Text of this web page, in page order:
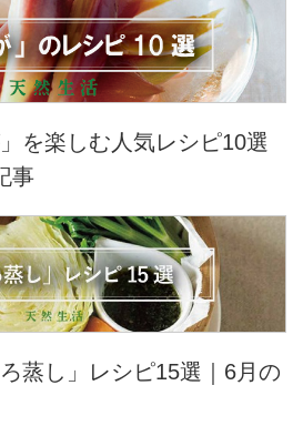
を楽しむ人気レシピ10選
事
蒸し」レシピ15選｜6月の